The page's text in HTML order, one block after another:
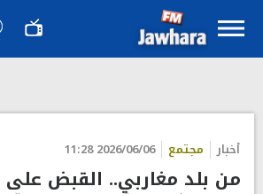
أخبار مجتمع 2026/06/06 11:28
من بلد مغاربي.. القبض